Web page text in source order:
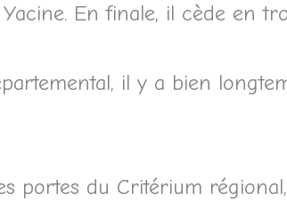
En finale, il cède en
il y a bien
portes du Critérium